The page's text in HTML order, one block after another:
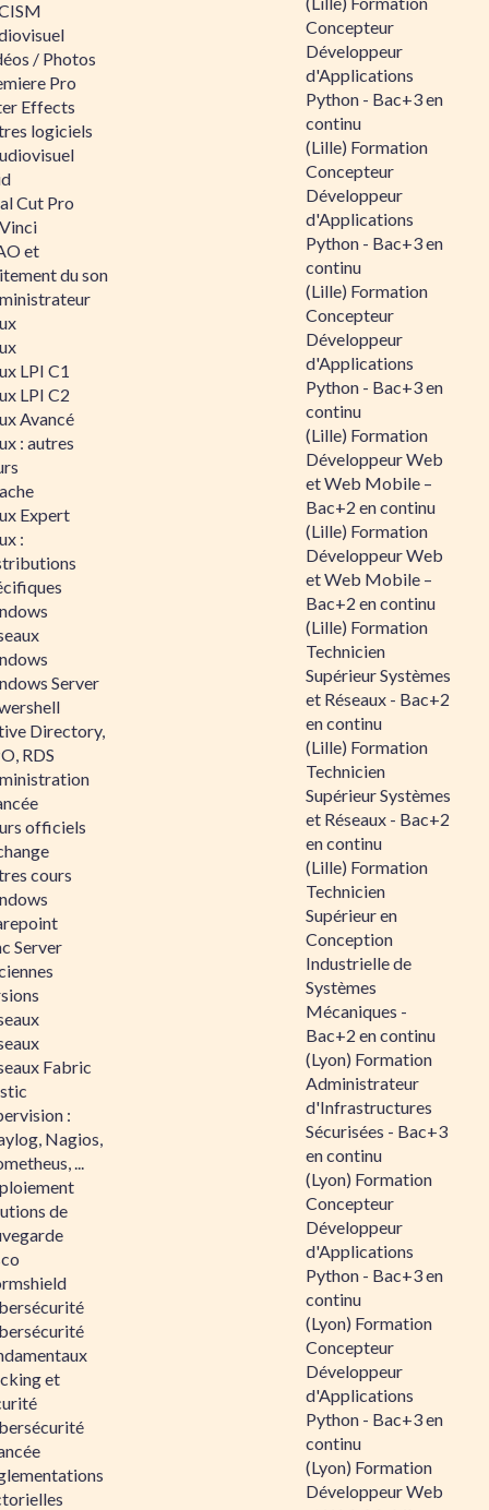
/ Photos
Pro
Effects
logiciels
Cut Pro
et
du son
LPI C1
LPI C2
Avancé
: autres
Expert
:
Server
Directory,
RDS
officiels
cours
Server
Fabric
:
Nagios,
...
de
et
Concepteur
Développeur
d'Applications
Python - Bac+3 en
continu
(Lille) Formation
Concepteur
Développeur
d'Applications
Python - Bac+3 en
continu
(Lille) Formation
Concepteur
Développeur
d'Applications
Python - Bac+3 en
continu
(Lille) Formation
Développeur Web
et Web Mobile –
Bac+2 en continu
(Lille) Formation
Développeur Web
et Web Mobile –
Bac+2 en continu
(Lille) Formation
Technicien
Supérieur Systèmes
et Réseaux - Bac+2
en continu
(Lille) Formation
Technicien
Supérieur Systèmes
et Réseaux - Bac+2
en continu
(Lille) Formation
Technicien
Supérieur en
Conception
Industrielle de
Systèmes
Mécaniques -
Bac+2 en continu
(Lyon) Formation
Administrateur
d'Infrastructures
Sécurisées - Bac+3
en continu
(Lyon) Formation
Concepteur
Développeur
d'Applications
Python - Bac+3 en
continu
(Lyon) Formation
Concepteur
Développeur
d'Applications
Python - Bac+3 en
continu
(Lyon) Formation
Développeur Web